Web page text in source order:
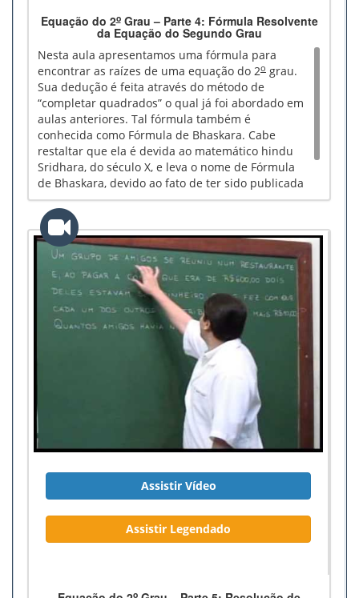
Equação do 2oGrau – Parte 4: Fórmula Resolvente
da Equação do Segundo Grau
Nesta aula apresentamos uma fórmula para
encontrar as raízes de uma equação do 2o grau.
Sua dedução é feita através do método de
“completar quadrados” o qual já foi abordado em
aulas anteriores. Tal fórmula também é
conhecida como Fórmula de Bhaskara. Cabe
restaltar que ela é devida ao matemático hindu
Sridhara, do século X, e leva o nome de Fórmula
de Bhaskara, devido ao fato de ter sido publicada
em um livro escrito por este outro matemático
hindu do século XII.
Assistir Vídeo
Assistir Legendado
o